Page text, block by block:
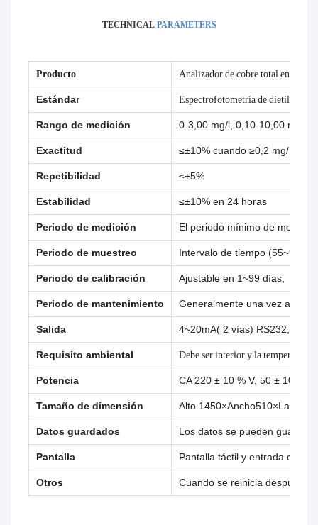
TECHNICAL PARAMETERS
Producto Analizador de cobre total en línea
Estándar Espectrofotometría de
Rango de medición 0-3,00 mg/l, 0,10-10,00 mg/l
Exactitud ≤±10% cuando ≥0,2 mg/L;
Repetibilidad ≤±5%
Estabilidad ≤±10% en 24 horas
Periodo de medición El periodo mínimo de
Periodo de muestreo Intervalo de tiempo
Periodo de calibración Ajustable en 1~99 días;
Periodo de mantenimiento Generalmente una vez al
Salida 4~20mA( 2 vías)
Requisito ambiental Debe ser interior y la temperatura
Potencia CA 220 ± 10 % V, 50 ± 10 %
Tamaño de dimensión Alto 1450×Ancho510×Largo
Datos guardados Los datos se pueden guardar
Pantalla Pantalla táctil y entrada de
Otros Cuando se reinicia después